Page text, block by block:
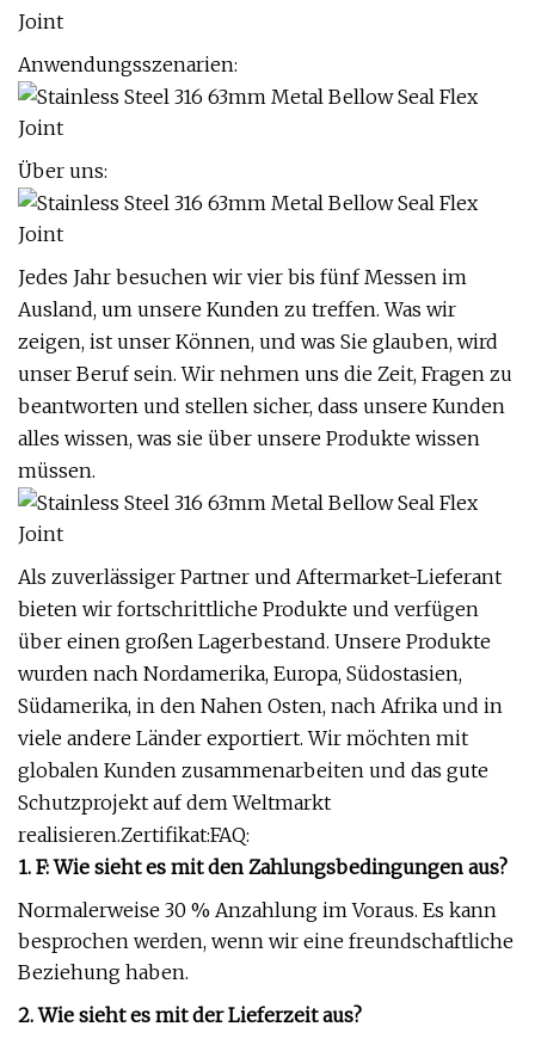
Anwendungsszenarien:
Über uns:
Jedes Jahr besuchen wir vier bis fünf Messen im
Ausland, um unsere Kunden zu treffen. Was wir
zeigen, ist unser Können, und was Sie glauben, wird
unser Beruf sein. Wir nehmen uns die Zeit, Fragen zu
beantworten und stellen sicher, dass unsere Kunden
alles wissen, was sie über unsere Produkte wissen
müssen.
Als zuverlässiger Partner und Aftermarket-Lieferant
bieten wir fortschrittliche Produkte und verfügen
über einen großen Lagerbestand. Unsere Produkte
wurden nach Nordamerika, Europa, Südostasien,
Südamerika, in den Nahen Osten, nach Afrika und in
viele andere Länder exportiert. Wir möchten mit
globalen Kunden zusammenarbeiten und das gute
Schutzprojekt auf dem Weltmarkt
realisieren.Zertifikat:FAQ:
1. F: Wie sieht es mit den Zahlungsbedingungen aus?
Normalerweise 30 % Anzahlung im Voraus. Es kann
besprochen werden, wenn wir eine freundschaftliche
Beziehung haben.
2. Wie sieht es mit der Lieferzeit aus?